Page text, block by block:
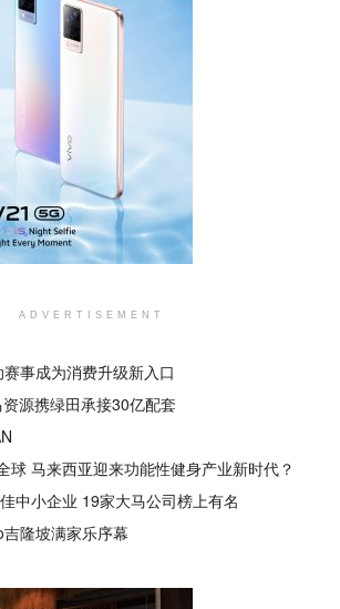
ADVERTISEMENT
事成为消费升级新入口
源携绿田承接30亿配套
球 马来西亚迎来功能性健身产业新时代？
中小企业 19家大马公司榜上有名
隆坡满家乐序幕